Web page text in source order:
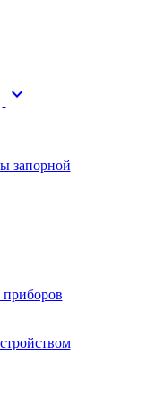
expand_more
запорной